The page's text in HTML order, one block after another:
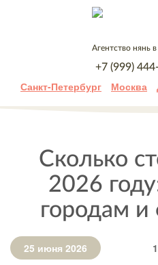
Агентство нянь
+7 (999)
Санкт-Петербург Москва
Сколько
2026
городам
25 июня 2026